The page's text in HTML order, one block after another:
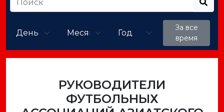
За все
время
РУКОВОДИТЕЛИ
ФУТБОЛЬНЫХ